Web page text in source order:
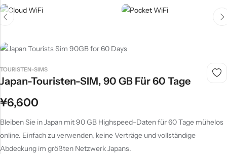
TOURISTEN-SIMS
Japan-Touristen-SIM, 90 GB Für 60 Tage
¥6,600
Bleiben Sie in Japan mit 90 GB Highspeed-Daten für 60 Tage mühelos
online. Einfach zu verwenden, keine Verträge und vollständige
Abdeckung im größten Netzwerk Japans.